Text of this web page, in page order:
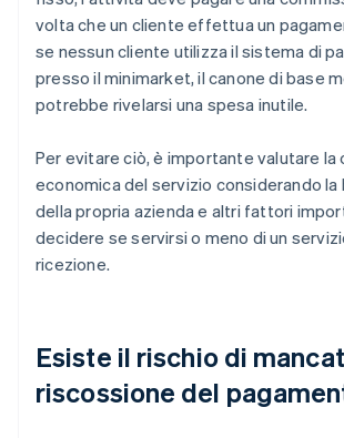
volta che un cliente effettua un
se nessun cliente utilizza il sistema di
presso il minimarket, il canone di base
potrebbe rivelarsi una spesa inutile.
Per evitare ciò, è importante valutare la
economica del servizio considerando la
della propria azienda e altri fattori
decidere se servirsi o meno di un
ricezione.
Esiste il rischio di
riscossione del